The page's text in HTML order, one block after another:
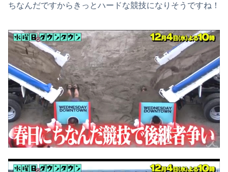
ちなんだですからきっとハードな競技になりそうですね！